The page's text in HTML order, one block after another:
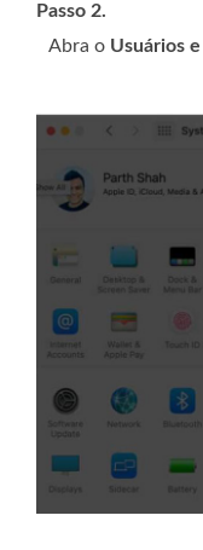
Passo 2.
Abra o Usuários